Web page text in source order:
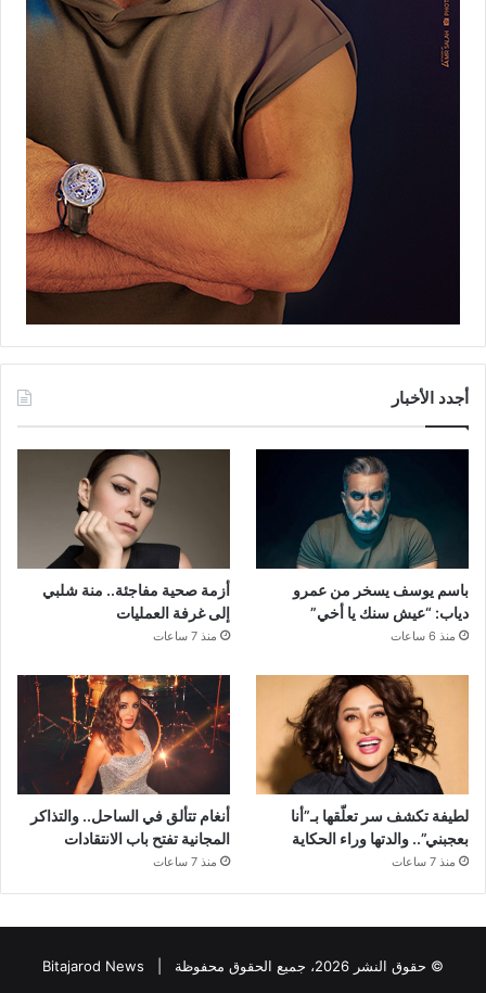
أجدد الأخبار
باسم يوسف يسخر من عمرو
دياب: “عيش سنك يا أخي”
منذ 6 ساعات
أزمة صحية مفاجئة.. منة شلبي
إلى غرفة العمليات
منذ 7 ساعات
لطيفة تكشف سر تعلّقها بـ”أنا
بعجبني”.. والدتها وراء الحكاية
منذ 7 ساعات
أنغام تتألق في الساحل.. والتذاكر
المجانية تفتح باب الانتقادات
منذ 7 ساعات
© حقوق النشر 2026، جميع الحقوق محفوظة | Bitajarod News